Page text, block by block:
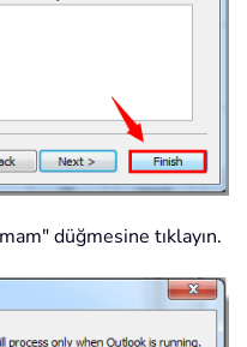
düğmesine tıklayın.